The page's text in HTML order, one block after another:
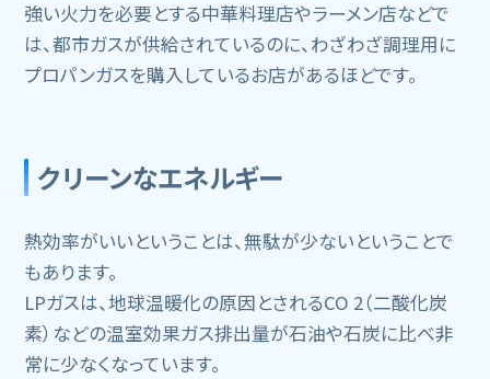
強い火力を必要とする中華料理店やラーメン店などで
は、都市ガスが供給されているのに、わざわざ調理用に
プロパンガスを購入しているお店があるほどです。
クリーンなエネルギー
熱効率がいいということは、無駄が少ないということで
もあります。
LPガスは、地球温暖化の原因とされるCO 2（二酸化炭
素）などの温室効果ガス排出量が石油や石炭に比べ非
常に少なくなっています。